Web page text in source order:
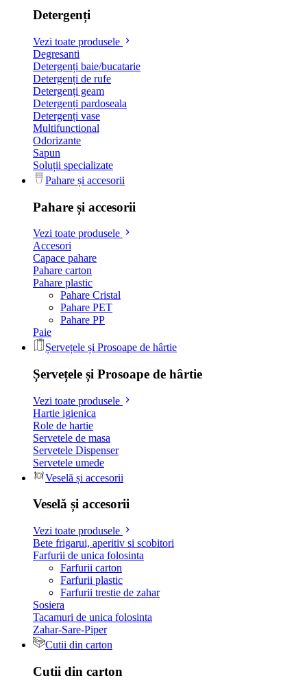
Detergenți
Vezi toate produsele
Degresanti
Detergenți baie/bucatarie
Detergenți de rufe
Detergenți geam
Detergenți pardoseala
Detergenți vase
Multifunctional
Odorizante
Sapun
Soluții specializate
Pahare și accesorii
Pahare și accesorii
Vezi toate produsele
Accesori
Capace pahare
Pahare carton
Pahare plastic
Pahare Cristal
Pahare PET
Pahare PP
Paie
Șervețele și Prosoape de hârtie
Șervețele și Prosoape de hârtie
Vezi toate produsele
Hartie igienica
Role de hartie
Servetele de masa
Servetele Dispenser
Servetele umede
Veselă și accesorii
Veselă și accesorii
Vezi toate produsele
Bete frigarui, aperitiv si scobitori
Farfurii de unica folosinta
Farfurii carton
Farfurii plastic
Farfurii trestie de zahar
Sosiera
Tacamuri de unica folosinta
Zahar-Sare-Piper
Cutii din carton
Cutii din carton